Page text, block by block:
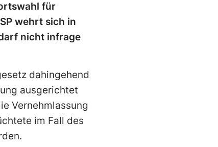
für
wehrt sich in
nicht infrage
dahingehend
ausgerichtet
Vernehmlassung
im Fall des